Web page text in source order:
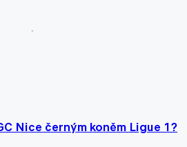
Nice černým koněm Ligue 1?